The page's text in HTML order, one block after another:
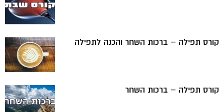
קורס תפילה – ברכות השחר והכנה לתפילה
קורס תפילה – ברכות השחר